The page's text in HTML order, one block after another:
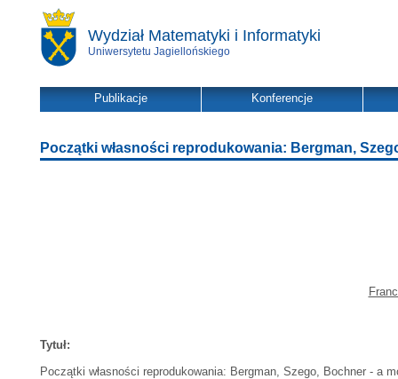
Wydział Matematyki i Informatyki
Uniwersytetu Jagiellońskiego
Publikacje Konferencje
Początki własności reprodukowania: Bergman,
Tytuł:
Początki własności reprodukowania: Bergman, Szego, Bochner - a